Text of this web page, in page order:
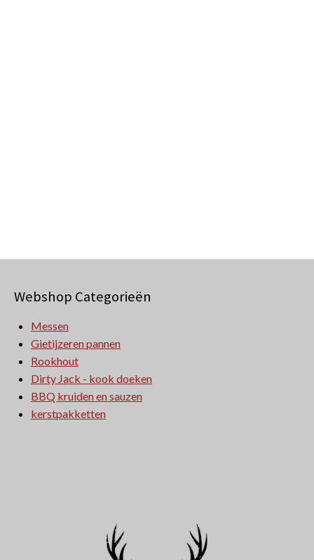
Webshop Categorieën
Messen
Gietijzeren pannen
Rookhout
Dirty Jack - kook doeken
BBQ kruiden en sauzen
kerstpakketten